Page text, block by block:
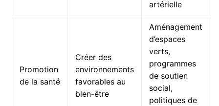
artérielle
Promotion
de la santé
Créer des
environnements
favorables au
bien-être
Aménagement
d’espaces
verts,
programmes
de soutien
social,
politiques de